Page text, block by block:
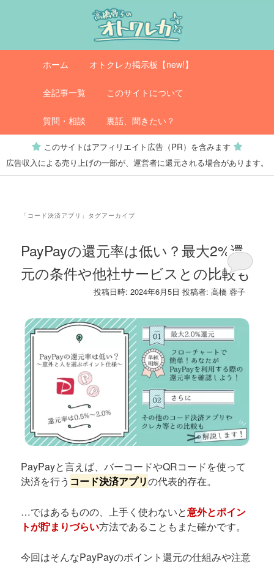
へ
動
移
オトクレカ
ュ
ホーム オトクレカ掲示板【new!】
全記事一覧 このサイトについて
質問・相談 裏話、聞きたい？
このサイトはアフィリエイト広告（PR）を含みます
広告収入による売り上げの一部が、運営者に還元される場合があります。
「 コード決済アプリ 」タグアーカイブ
PayPayの還元率は低い？最大2%還
元の条件や他社サービスとの比較も
投稿日時:2024年6月5日 投稿者:高橋 蓉子
PayPayと言えば、バーコードやQRコードを使って
決済を行う コード決済アプリの代表的存在。
…ではあるものの、上手く使わないと意外とポイン
トが貯まりづらい方法であることもまた確かです。
今回はそんなPayPayのポイント還元の仕組みや注意